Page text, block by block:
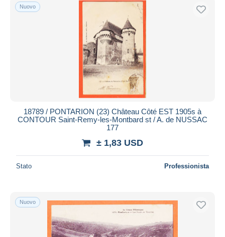
Nuovo
18789 / PONTARION (23) Château Côté EST 1905s à
CONTOUR Saint-Remy-les-Montbard st / A. de NUSSAC
177
± 1,83 USD
Stato Professionista
Nuovo